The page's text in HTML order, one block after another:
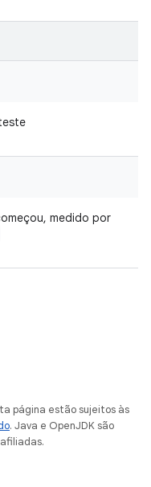
medido por
página estão sujeitos às
. Java e OpenJDK são